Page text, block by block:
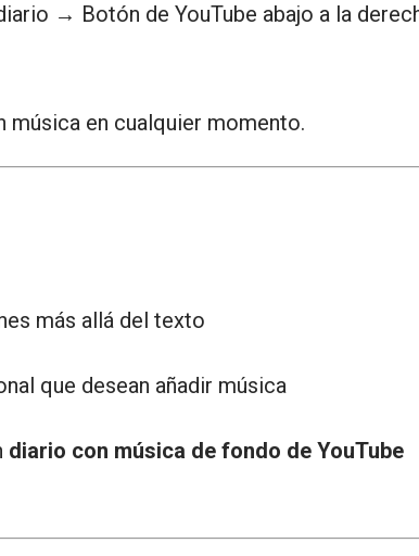
→ Botón de YouTube abajo a la
en cualquier momento.
más allá del texto
que desean añadir música
diario con música de fondo de YouTube